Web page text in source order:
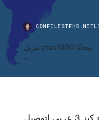
تنزيل ctsc1000 مجانًا
تحميل برنامج سامسونج كيز 3 عربي لتوصيل